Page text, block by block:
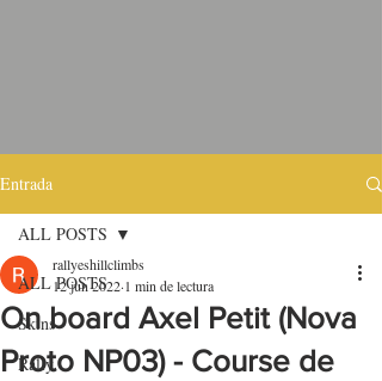
Entrada
ALL POSTS
Skins
Rally
ALL POSTS
On board Axel Petit (Nova
Proto NP03) - Course de
rallyeshillclimbs
12 jun 2022 1 min de lectura